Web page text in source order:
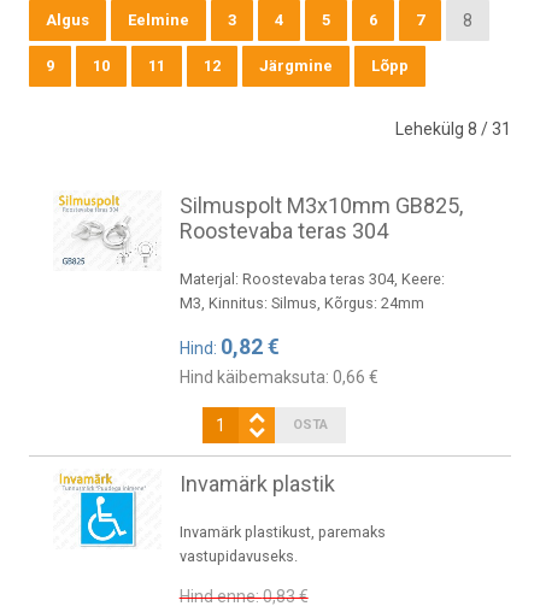
Algus Eelmine 3 4 5 6 7 8
9 10 11 12 Järgmine Lõpp
Lehekülg 8 / 31
Silmuspolt M3x10mm GB825,
Roostevaba teras 304
Materjal: Roostevaba teras 304, Keere:
M3, Kinnitus: Silmus, Kõrgus: 24mm
Hind: 0,82 €
Hind käibemaksuta: 0,66 €
Invamärk plastik
Invamärk plastikust, paremaks
vastupidavuseks.
Hind enne:0,83 €